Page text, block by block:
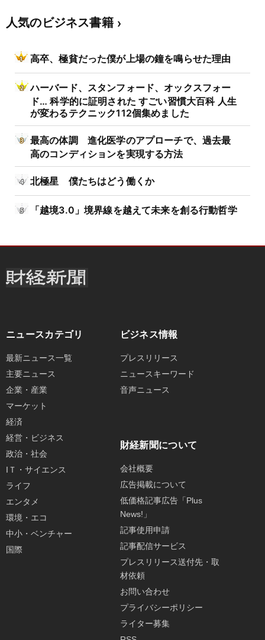
人気のビジネス書籍
高卒、極貧だった僕が上場の鐘を鳴らせた理由
ハーバード、スタンフォード、オックスフォー
ド… 科学的に証明された すごい習慣大百科 人生
が変わるテクニック112個集めました
最高の体調 進化医学のアプローチで、過去最
高のコンディションを実現する方法
北極星 僕たちはどう働くか
「越境3.0」境界線を越えて未来を創る行動哲学
ニュースカテゴリ
最新ニュース一覧
主要ニュース
企業・産業
マーケット
経済
経営・ビジネス
政治・社会
IＴ・サイエンス
ライフ
エンタメ
環境・エコ
中小・ベンチャー
国際
ビジネス情報
プレスリリース
ニュースキーワード
音声ニュース
財経新聞について
会社概要
広告掲載について
低価格記事広告「Plus
News!」
記事使用申請
記事配信サービス
プレスリリース送付先・取
材依頼
お問い合わせ
プライバシーポリシー
ライター募集